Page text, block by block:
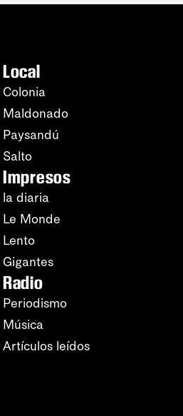
Local
Colonia
Maldonado
Paysandú
Salto
Impresos
la diaria
Le Monde
Lento
Gigantes
Radio
Periodismo
Música
Artículos leídos